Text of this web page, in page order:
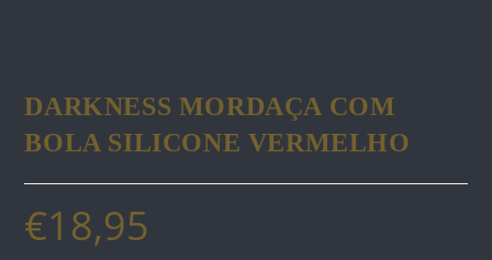
DARKNESS MORDAÇA COM
BOLA SILICONE VERMELHO
€18,95